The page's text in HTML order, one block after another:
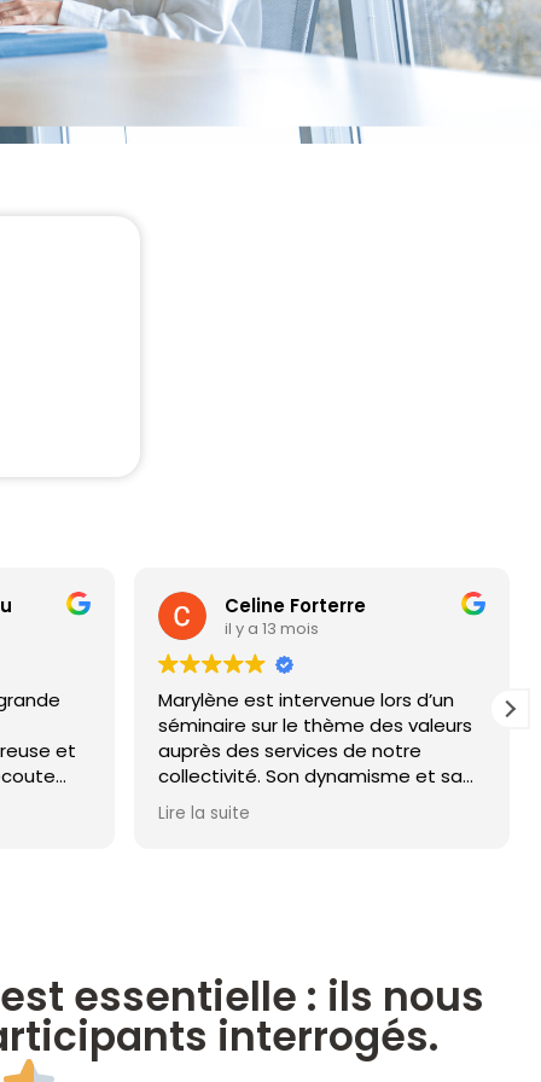
et
sa
du
Le bien-
progrès
Celine Forterre
il y a 13 mois
Marylène est intervenue lors d’un
séminaire sur le thème des valeurs
auprès des services de notre
collectivité. Son dynamisme et sa
gentillesse ont levé les quelques
freins qui étaient présents et ont
Lire la suite
essentielle : ils nous
interrogés.